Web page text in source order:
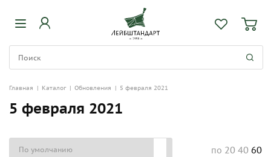
Главная | Каталог | Обновления | 5 февраля 2021
5 февраля 2021
по 20 40 60